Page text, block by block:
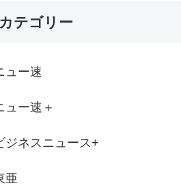
ケてる。」 ✨
ていた…
きてきて、本当に良かった」「文...
カテゴリー
ュー速
ュー速＋
ジネスニュース+
亜